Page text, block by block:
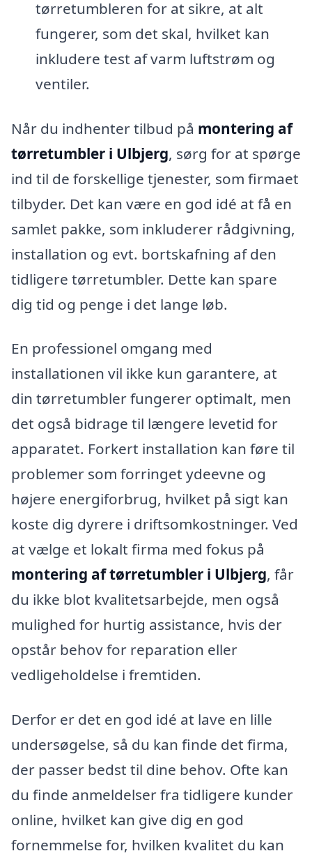
tørretumbleren for at sikre, at alt
fungerer, som det skal, hvilket kan
inkludere test af varm luftstrøm og
ventiler.
Når du indhenter tilbud på montering af
tørretumbler i Ulbjerg, sørg for at spørge
ind til de forskellige tjenester, som firmaet
tilbyder. Det kan være en god idé at få en
samlet pakke, som inkluderer rådgivning,
installation og evt. bortskafning af den
tidligere tørretumbler. Dette kan spare
dig tid og penge i det lange løb.
En professionel omgang med
installationen vil ikke kun garantere, at
din tørretumbler fungerer optimalt, men
det også bidrage til længere levetid for
apparatet. Forkert installation kan føre til
problemer som forringet ydeevne og
højere energiforbrug, hvilket på sigt kan
koste dig dyrere i driftsomkostninger. Ved
at vælge et lokalt firma med fokus på
montering af tørretumbler i Ulbjerg, får
du ikke blot kvalitetsarbejde, men også
mulighed for hurtig assistance, hvis der
opstår behov for reparation eller
vedligeholdelse i fremtiden.
Derfor er det en god idé at lave en lille
undersøgelse, så du kan finde det firma,
der passer bedst til dine behov. Ofte kan
du finde anmeldelser fra tidligere kunder
online, hvilket kan give dig en god
fornemmelse for, hvilken kvalitet du kan